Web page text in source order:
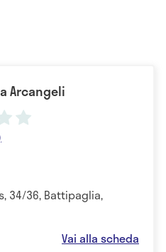
Arcangeli
34/36, Battipaglia,
Vai alla scheda